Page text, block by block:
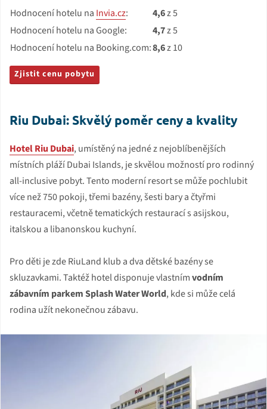
Hodnocení hotelu na Invia.cz: 4,6z 5
Hodnocení hotelu na Google:
4,7z 5
Hodnocení hotelu na Booking.com:8,6z 10
Zjistit cenu pobytu
Riu Dubai: Skvělý poměr ceny a kvality
Hotel Riu Dubai, umístěný na jedné z nejoblíbenějších
místních pláží Dubai Islands, je skvělou možností pro rodinný
all-inclusive pobyt. Tento moderní resort se může pochlubit
více než 750 pokoji, třemi bazény, šesti bary a čtyřmi
restauracemi, včetně tematických restaurací s asijskou,
italskou a libanonskou kuchyní.
Pro děti je zde RiuLand klub a dva dětské bazény se
skluzavkami. Taktéž hotel disponuje vlastnímvodním
zábavním parkem Splash Water World, kde si může celá
rodina užít nekonečnou zábavu.